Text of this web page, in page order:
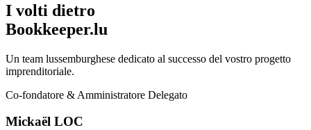
I volti dietro
Bookkeeper.lu
Un team lussemburghese dedicato al successo del vostro progetto
imprenditoriale.
Co-fondatore & Amministratore Delegato
Mickaël LOC